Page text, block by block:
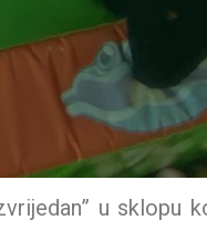
u sklopu